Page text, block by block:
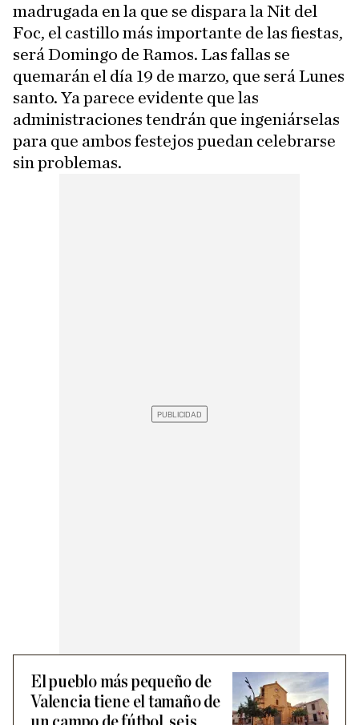
madrugada en la que se dispara la Nit del
Foc, el castillo más importante de las fiestas,
será Domingo de Ramos. Las fallas se
quemarán el día 19 de marzo, que será Lunes
santo. Ya parece evidente que las
administraciones tendrán que ingeniárselas
para que ambos festejos puedan celebrarse
sin problemas.
El pueblo más pequeño de
Valencia tiene el tamaño de